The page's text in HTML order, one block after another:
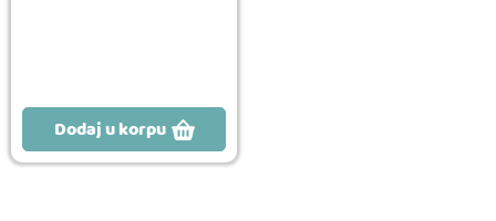
Dodaj u korpu